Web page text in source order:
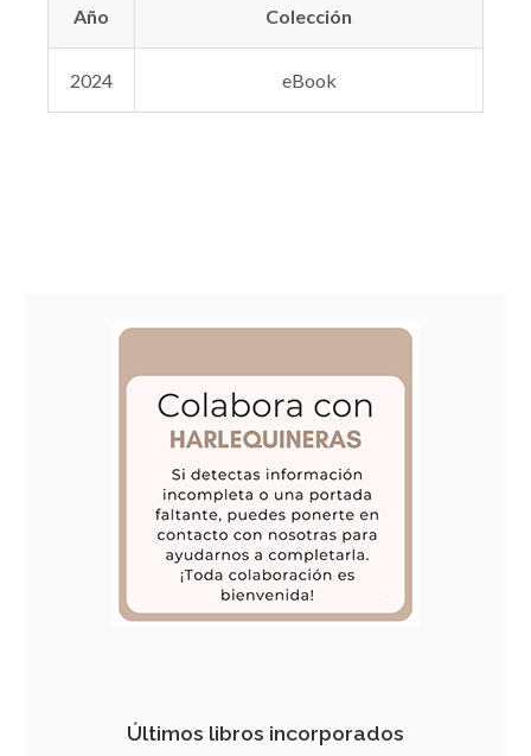
Año Colección
2024 eBook
Últimos libros incorporados